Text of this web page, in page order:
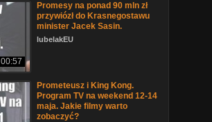
00:57
Promesy na ponad 90 mln zł
przywiózł do Krasnegostawu
minister Jacek Sasin.
lubelakEU
Prometeusz i King Kong.
Program TV na weekend 12-14
maja. Jakie filmy warto
zobaczyć?